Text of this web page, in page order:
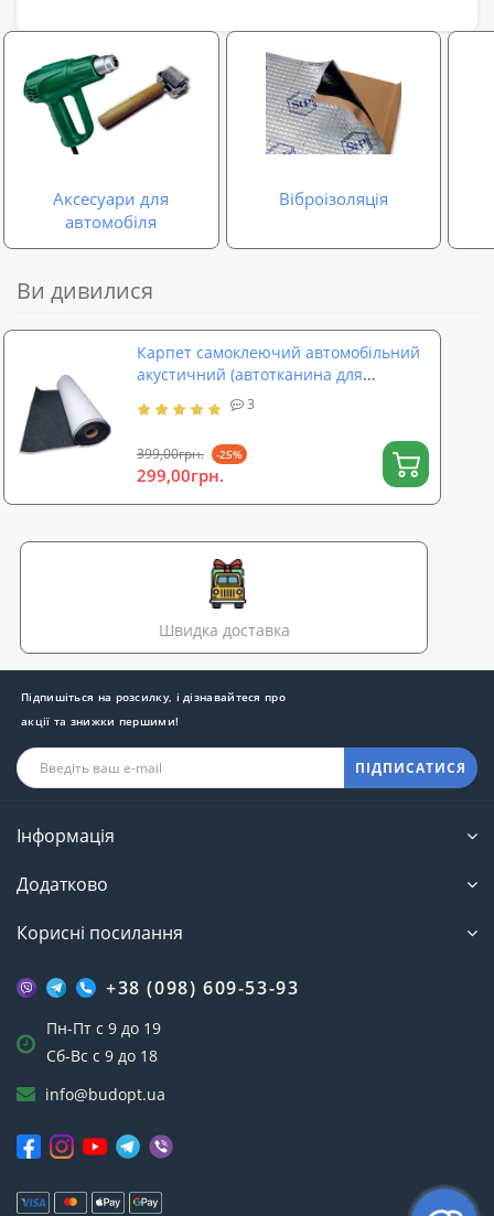
Аксесуари для
автомобіля
Віброізоляція
Ви дивилися
Карпет самоклеючий автомобільний
акустичний (автотканина для
обшивки авто) SoundProOFF (sp-0010)
3
399,00грн. -25%
299,00грн.
Швидка доставка
Підпишіться на розсилку, і дізнавайтеся про
акції та знижки першими!
ПІДПИСАТИСЯ
Інформація
Додатково
Корисні посилання
+38 (098) 609-53-93
Пн-Пт с 9 до 19
Сб-Вс с 9 до 18
info@budopt.ua